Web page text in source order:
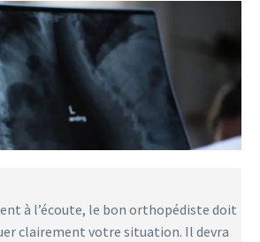
à l’écoute, le bon orthopédiste doit
clairement votre situation. Il devra